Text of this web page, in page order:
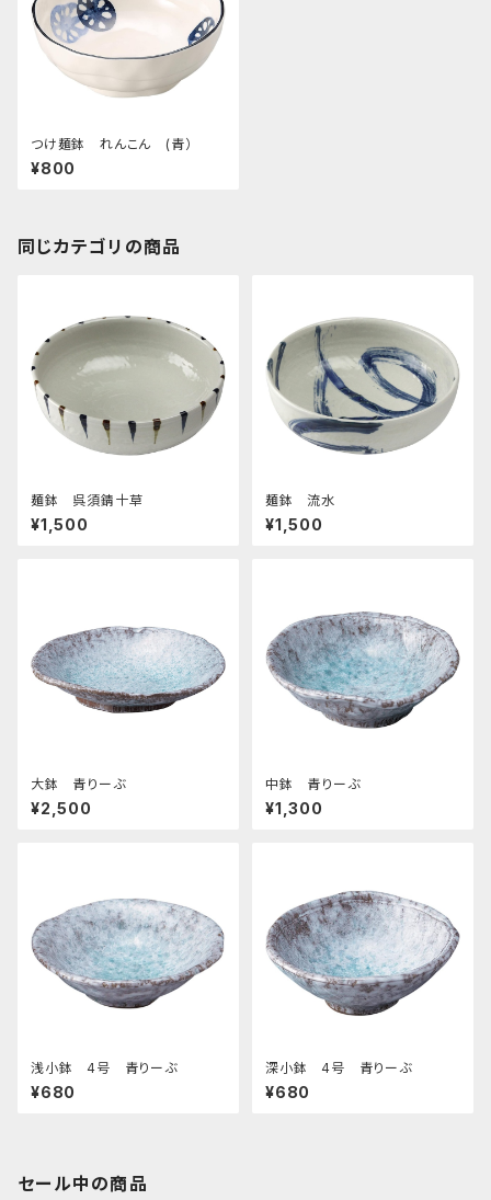
つけ麺鉢 れんこん (青）
¥800
同じカテゴリの商品
麺鉢 呉須錆十草
¥1,500
麺鉢 流水
¥1,500
大鉢 青りーぶ
¥2,500
中鉢 青りーぶ
¥1,300
浅小鉢 4号 青りーぶ
¥680
深小鉢 4号 青りーぶ
¥680
セール中の商品